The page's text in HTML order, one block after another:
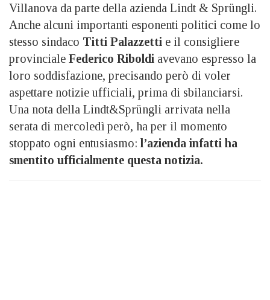
Villanova da parte della azienda Lindt & Sprüngli.
Anche alcuni importanti esponenti politici come lo
stesso sindaco Titti Palazzetti e il consigliere
provinciale Federico Riboldi avevano espresso la
loro soddisfazione, precisando però di voler
aspettare notizie ufficiali, prima di sbilanciarsi.
Una nota della Lindt&Sprüngli arrivata nella
serata di mercoledì però, ha per il momento
stoppato ogni entusiasmo: l’azienda infatti ha
smentito ufficialmente questa notizia.